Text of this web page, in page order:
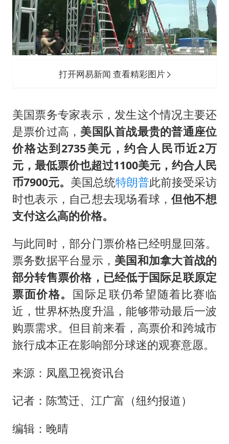
打开网易新闻 查看精彩图片
美国票务专家表示，发生这个情况主要还
是票价过高， 美国队首战最贵的普通座位
价格达到2735美元，约合人民币近2万
元，最低票价也超过1100美元，约合人民
币7900元。 美国总统特朗普此前接受采访
时也表示，自己想去现场看球，但他不想
支付这么高的价格。
与此同时，部分门票价格已经明显回落。
票务数据平台显示， 美国和加拿大首战的
部分转售票价格，已经低于国际足联原定
票面价格。 国际足联仍希望随着比赛临
近，世界杯热度升温，能够带动最后一波
购票需求。但目前来看，高票价和跨城市
旅行成本正在影响部分球迷的观赛意愿。
来源：凤凰卫视资讯台
记者：陈莺迁、江广富（纽约报道）
编辑：晚晴